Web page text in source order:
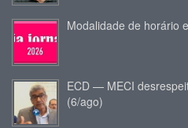
Modalidade de horário
ECD — MECI
(6/ago)